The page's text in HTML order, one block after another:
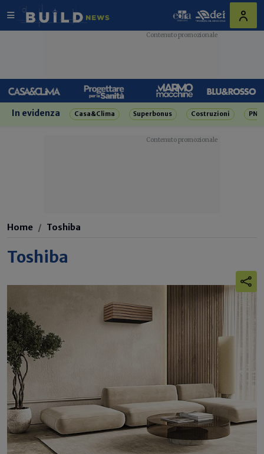
In evidenza Casa&Clima Superbonus Costruzioni
Home Toshiba
Toshiba